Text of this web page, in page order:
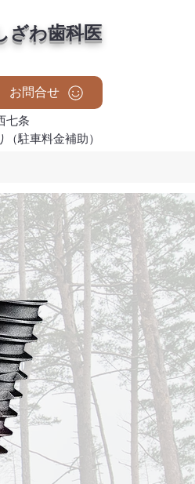
ざわ歯科医
お問合せ
七条
駐車料金補助）